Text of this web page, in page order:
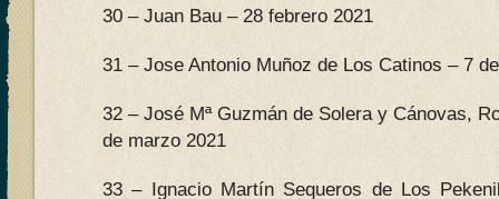
30 – Juan Bau – 28 febrero 2021
31 – Jose Antonio Muñoz de Los Catinos – 7
32 – José Mª Guzmán de Solera y Cánovas,
de marzo 2021
33 – Ignacio Martín Sequeros de Los